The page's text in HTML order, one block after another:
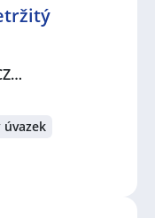
úvazek